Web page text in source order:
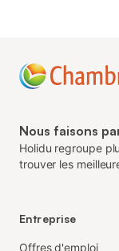
Nous faisons
Holidu regroupe
trouver les
Entreprise
Offres d'emploi